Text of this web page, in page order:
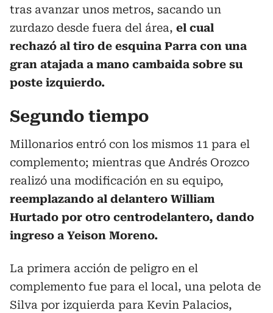
tras avanzar unos metros, sacando un
zurdazo desde fuera del área, el cual
rechazó al tiro de esquina Parra con una
gran atajada a mano cambaida sobre su
poste izquierdo.
Segundo tiempo
Millonarios entró con los mismos 11 para el
complemento; mientras que Andrés Orozco
realizó una modificación en su equipo,
reemplazando al delantero William
Hurtado por otro centrodelantero, dando
ingreso a Yeison Moreno.
La primera acción de peligro en el
complemento fue para el local, una pelota de
Silva por izquierda para Kevin Palacios,